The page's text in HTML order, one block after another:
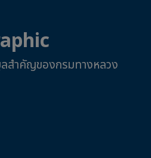
สำคัญของกรมทางหลวง